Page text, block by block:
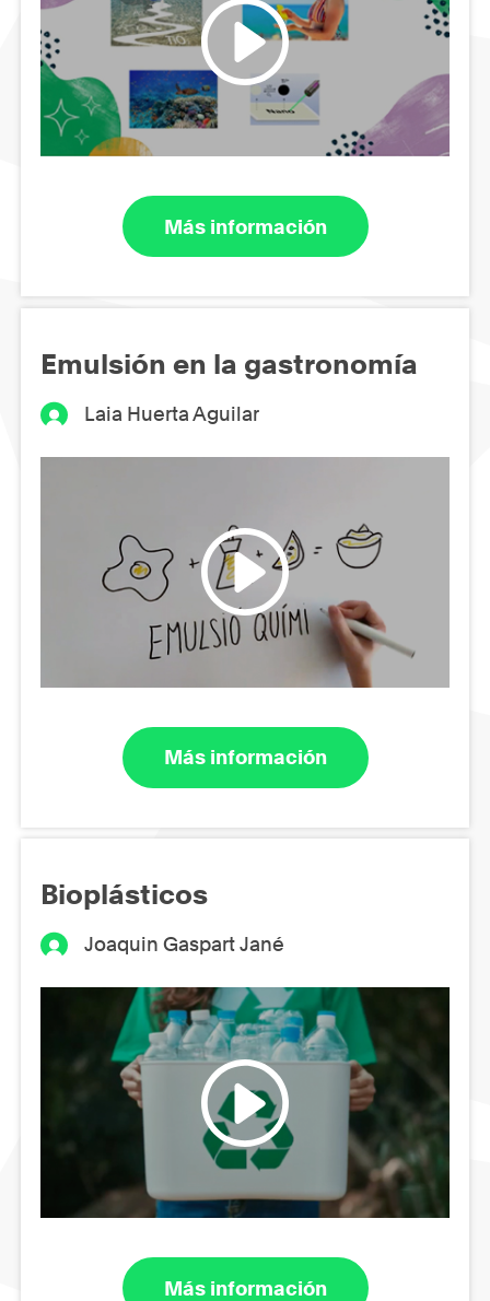
Más información
Emulsión en la gastronomía
Laia Huerta Aguilar
Más información
Bioplásticos
Joaquin Gaspart Jané
Más información